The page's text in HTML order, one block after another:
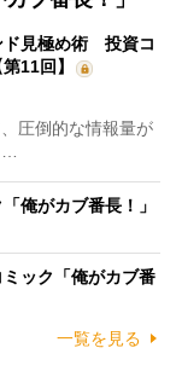
ド見極め術 投資コ
11回】
圧倒的な情報量が
俺がカブ番長！」
ック「俺がカブ番
一覧を見る